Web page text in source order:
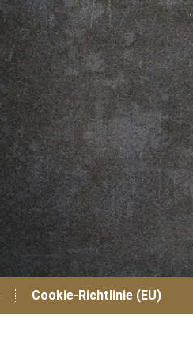
Cookie-Richtlinie (EU)